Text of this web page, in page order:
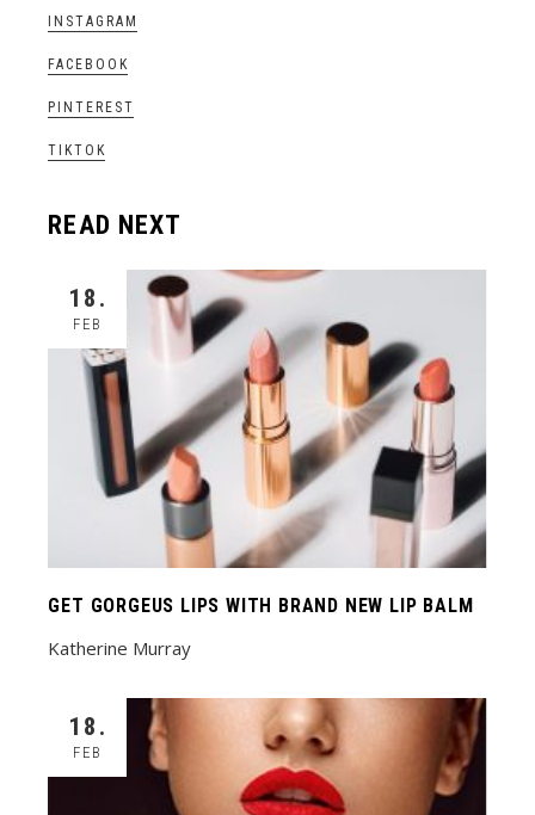
INSTAGRAM
FACEBOOK
PINTEREST
TIKTOK
READ NEXT
18.
FEB
GET GORGEUS LIPS WITH BRAND NEW LIP BALM
Katherine Murray
18.
FEB